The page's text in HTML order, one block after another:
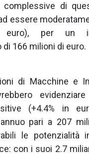
complessive di
essere
euro), per un
166 milioni di euro.
di Macchine e
(+4.4% in
pari a 207
le potenzialità
con i suoi 2.7